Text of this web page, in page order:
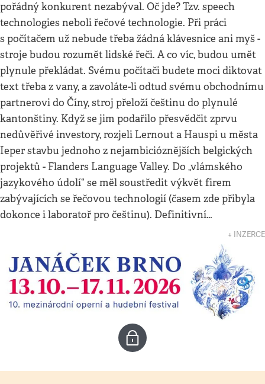
pořádný konkurent nezabýval. Oč jde? Tzv. speech
technologies neboli řečové technologie. Při práci
s počítačem už nebude třeba žádná klávesnice ani myš -
stroje budou rozumět lidské řeči. A co víc, budou umět
plynule překládat. Svému počítači budete moci diktovat
text třeba z vany, a zavoláte-li odtud svému obchodnímu
partnerovi do Číny, stroj přeloží češtinu do plynulé
kantonštiny. Když se jim podařilo přesvědčit zprvu
nedůvěřivé investory, rozjeli Lernout a Hauspi u města
Ieper stavbu jednoho z nejambicióznějších belgických
projektů - Flanders Language Valley. Do „vlámského
jazykového údolí“ se měl soustředit výkvět firem
zabývajících se řečovou technologií (časem zde přibyla
dokonce i laboratoř pro češtinu). Definitivní…
↓ INZERCE